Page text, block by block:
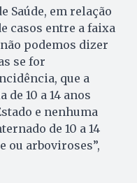
Saúde, em relação
casos entre a faixa
não podemos dizer
se for
que a
10 a 14 anos
e nenhuma
de 10 a 14
ou arboviroses”,